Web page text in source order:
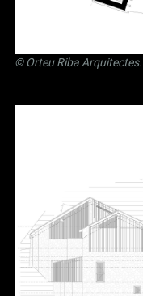
©Orteu Riba Arquitectes.